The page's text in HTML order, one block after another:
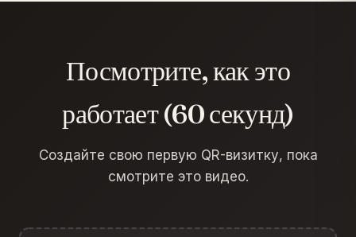
Посмотрите, как это
работает (60 секунд)
Создайте свою первую QR-визитку, пока
смотрите это видео.